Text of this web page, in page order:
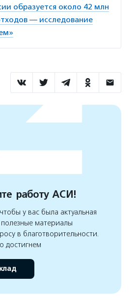
образуется около 42 млн
— исследование
работу АСИ!
у вас была актуальная
материалы
в благотворительности.
достигнем